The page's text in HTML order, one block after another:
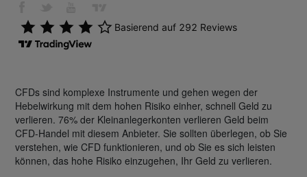
CFDs sind komplexe Instrumente und gehen wegen der
Hebelwirkung mit dem hohen Risiko einher, schnell Geld zu
verlieren. 76% der Kleinanlegerkonten verlieren Geld beim
CFD-Handel mit diesem Anbieter. Sie sollten überlegen, ob Sie
verstehen, wie CFD funktionieren, und ob Sie es sich leisten
können, das hohe Risiko einzugehen, Ihr Geld zu verlieren.